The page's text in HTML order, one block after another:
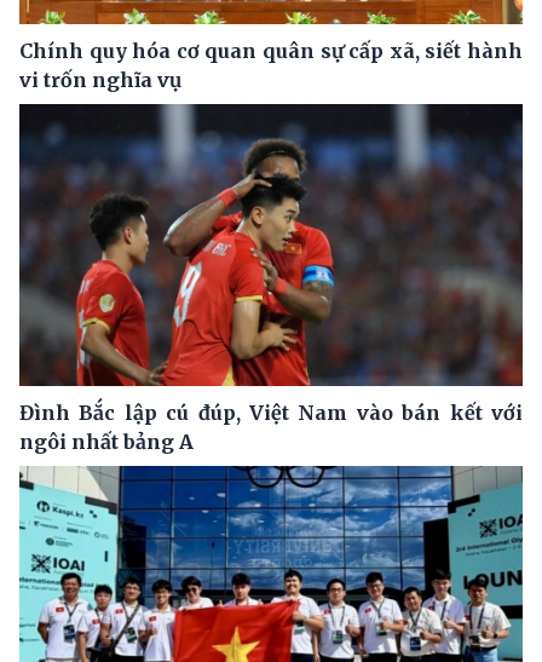
Chính quy hóa cơ quan quân sự cấp xã, siết hành
vi trốn nghĩa vụ
Đình Bắc lập cú đúp, Việt Nam vào bán kết với
ngôi nhất bảng A